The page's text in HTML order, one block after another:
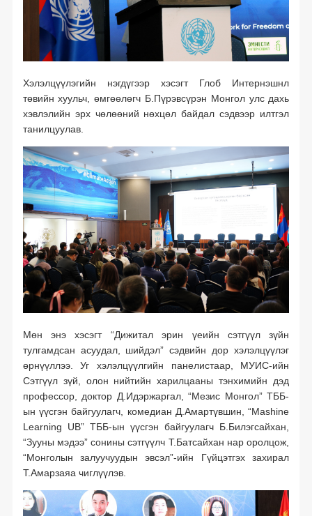
Хэлэлцүүлэгийн нэгдүгээр хэсэгт Глоб Интернэшнл
төвийн хуульч, өмгөөлөгч Б.Пүрэвсүрэн Монгол улс дахь
хэвлэлийн эрх чөлөөний нөхцөл байдал сэдвээр илтгэл
танилцуулав.
Мөн энэ хэсэгт “Дижитал эрин үеийн сэтгүүл зүйн
тулгамдсан асуудал, шийдэл” сэдвийн дор хэлэлцүүлэг
өрнүүллээ. Уг хэлэлцүүлгийн панелистаар, МУИС-ийн
Сэтгүүл зүй, олон нийтийн харилцааны тэнхимийн дэд
профессор, доктор Д.Идэржаргал, “Мезис Монгол” ТББ-
ын үүсгэн байгуулагч, комедиан Д.Амартүвшин, “Mashine
Learning UB” ТББ-ын үүсгэн байгуулагч Б.Билэгсайхан,
“Зууны мэдээ” сонины сэтгүүлч Т.Батсайхан нар оролцож,
“Монголын залуучуудын эвсэл”-ийн Гүйцэтгэх захирал
Т.Амарзаяа чиглүүлэв.